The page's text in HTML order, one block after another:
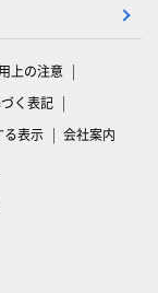
上の注意
く表記
る表示 会社案内